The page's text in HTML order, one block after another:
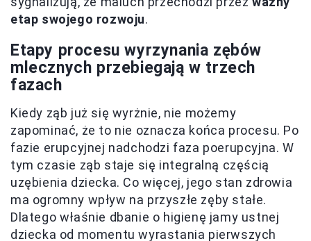
etap swojego rozwoju.
Etapy procesu wyrzynania zębów
mlecznych przebiegają w trzech
fazach
Kiedy ząb już się wyrżnie, nie możemy
zapominać, że to nie oznacza końca procesu. Po
fazie erupcyjnej nadchodzi faza poerupcyjna. W
tym czasie ząb staje się integralną częścią
uzębienia dziecka. Co więcej, jego stan zdrowia
ma ogromny wpływ na przyszłe zęby stałe.
Dlatego właśnie dbanie o higienę jamy ustnej
dziecka od momentu wyrastania pierwszych